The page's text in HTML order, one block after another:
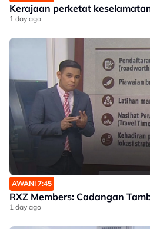
Kerajaan perketat
1 day ago
AWANI 7:45
RXZ Members: Cadangan
1 day ago